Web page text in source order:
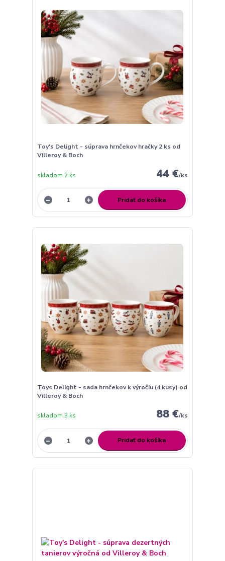
Toy's Delight - súprava hrnčekov hračky 2 ks od
Villeroy & Boch
44 €/ks
skladom 2 ks
Pridať do košíka
Toys Delight - sada hrnčekov k výročiu (4 kusy) od
Villeroy & Boch
88 €/ks
skladom 3 ks
Pridať do košíka